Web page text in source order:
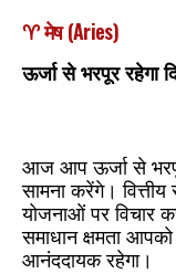
♈ मेष (Aries)
ऊर्जा से भरपूर रहेगा
आज आप ऊर्जा से
सामना करेंगे।
योजनाओं पर विचार
समाधान क्षमता आपको
आनंददायक रहेगा।